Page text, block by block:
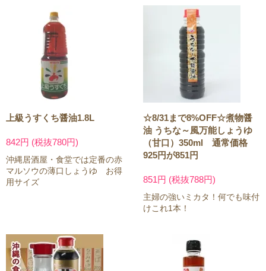
上級うすくち醤油1.8L
842円 (税抜780円)
沖縄居酒屋・食堂では定番の赤
マルソウの薄口しょうゆ お得
用サイズ
☆8/31まで8%OFF☆煮物醤
油 うちな～風万能しょうゆ
（甘口）350ml 通常価格
925円が851円
851円 (税抜788円)
主婦の強いミカタ！何でも味付
けこれ1本！